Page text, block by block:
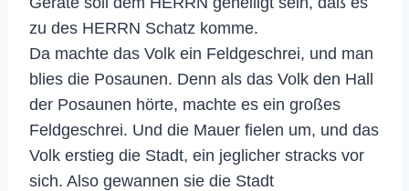
zu des HERRN Schatz komme.
Da machte das Volk ein Feldgeschrei, und man
blies die Posaunen. Denn als das Volk den Hall
der Posaunen hörte, machte es ein großes
Feldgeschrei. Und die Mauer fielen um, und das
Volk erstieg die Stadt, ein jeglicher stracks vor
sich. Also gewannen sie die Stadt